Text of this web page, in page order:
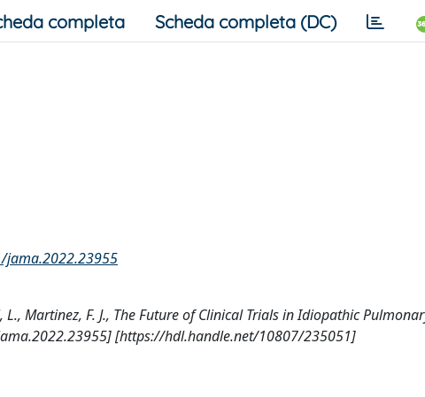
completa Scheda completa (DC)
L., Martinez, F. J., The Future of Clinical Trials in Idiopathic
[https://hdl.handle.net/10807/235051]